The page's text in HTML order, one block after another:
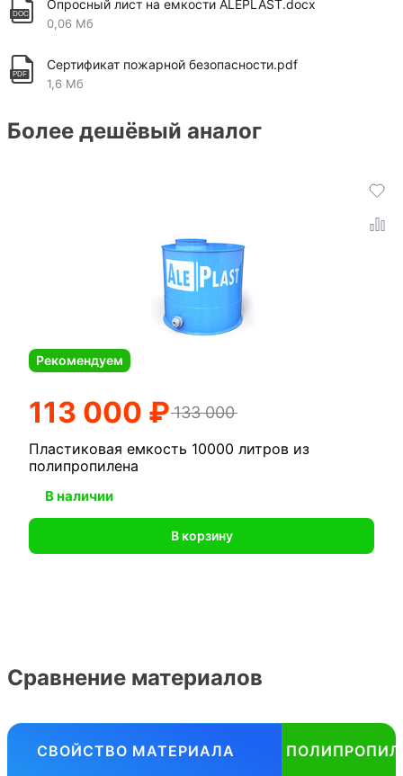
Более дешёвый аналог
Пластиковая емкость 10000 литров из
полипропилена
Рекомендуем
В наличии
113 000 ₽ 133 000
В корзину
Опросный лист на емкости ALEPLAST.docx
0,06 Мб
Сертификат пожарной безопасности.pdf
1,6 Мб
Сравнение материалов
СВОЙСТВО МАТЕРИАЛА